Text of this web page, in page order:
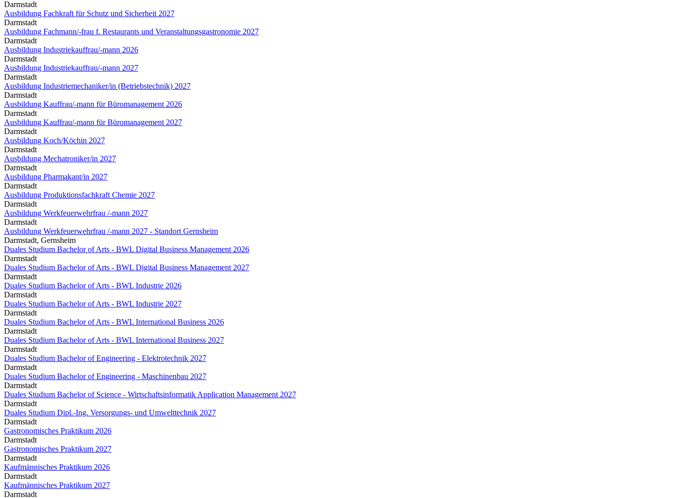
Darmstadt
Ausbildung Fachkraft für Schutz und Sicherheit 2027
Darmstadt
Ausbildung Fachmann/-frau f. Restaurants und Veranstaltungsgastronomie 2027
Darmstadt
Ausbildung Industriekauffrau/-mann 2026
Darmstadt
Ausbildung Industriekauffrau/-mann 2027
Darmstadt
Ausbildung Industriemechaniker/in (Betriebstechnik) 2027
Darmstadt
Ausbildung Kauffrau/-mann für Büromanagement 2026
Darmstadt
Ausbildung Kauffrau/-mann für Büromanagement 2027
Darmstadt
Ausbildung Koch/Köchin 2027
Darmstadt
Ausbildung Mechatroniker/in 2027
Darmstadt
Ausbildung Pharmakant/in 2027
Darmstadt
Ausbildung Produktionsfachkraft Chemie 2027
Darmstadt
Ausbildung Werkfeuerwehrfrau /-mann 2027
Darmstadt
Ausbildung Werkfeuerwehrfrau /-mann 2027 - Standort Gernsheim
Darmstadt, Gernsheim
Duales Studium Bachelor of Arts - BWL Digital Business Management 2026
Darmstadt
Duales Studium Bachelor of Arts - BWL Digital Business Management 2027
Darmstadt
Duales Studium Bachelor of Arts - BWL Industrie 2026
Darmstadt
Duales Studium Bachelor of Arts - BWL Industrie 2027
Darmstadt
Duales Studium Bachelor of Arts - BWL International Business 2026
Darmstadt
Duales Studium Bachelor of Arts - BWL International Business 2027
Darmstadt
Duales Studium Bachelor of Engineering - Elektrotechnik 2027
Darmstadt
Duales Studium Bachelor of Engineering - Maschinenbau 2027
Darmstadt
Duales Studium Bachelor of Science - Wirtschaftsinformatik Application Management 2027
Darmstadt
Duales Studium Dipl.-Ing. Versorgungs- und Umwelttechnik 2027
Darmstadt
Gastronomisches Praktikum 2026
Darmstadt
Gastronomisches Praktikum 2027
Darmstadt
Kaufmännisches Praktikum 2026
Darmstadt
Kaufmännisches Praktikum 2027
Darmstadt